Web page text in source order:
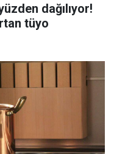
dağılıyor!
tüyo